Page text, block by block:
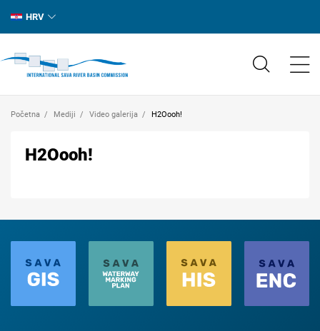
HRV
Početna Mediji Video galerija H2Oooh!
H2Oooh!